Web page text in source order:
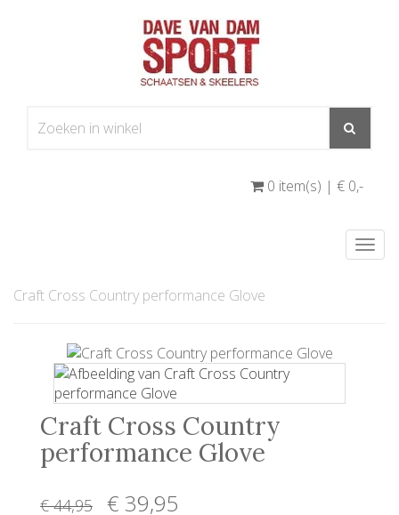
0 item(s) | € 0,-
Craft Cross Country performance Glove
Craft Cross Country
performance Glove
€ 44,95 € 39,95